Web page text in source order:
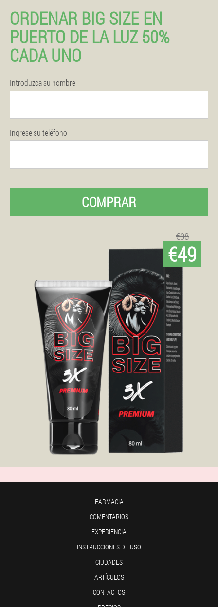
ORDENAR BIG SIZE EN
PUERTO DE LA LUZ 50%
CADA UNO
Introduzca su nombre
Ingrese su teléfono
COMPRAR
€98
€49
FARMACIA
COMENTARIOS
EXPERIENCIA
INSTRUCCIONES DE USO
CIUDADES
ARTÍCULOS
CONTACTOS